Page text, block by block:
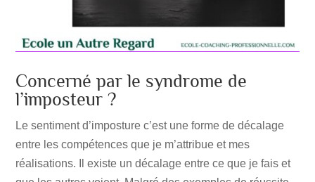
Concerné par le syndrome de
l’imposteur ?
Le sentiment d’imposture c’est une forme de décalage
entre les compétences que je m’attribue et mes
réalisations. Il existe un décalage entre ce que je fais et